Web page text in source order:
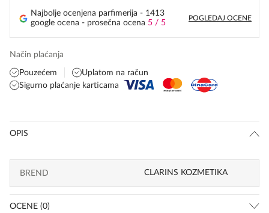
Najbolje ocenjena parfimerija - 1413
google ocena - prosečna ocena 5 / 5
POGLEDAJ OCENE
Način plaćanja
Pouzećem
Uplatom na račun
Sigurno plaćanje karticama
OPIS
BREND CLARINS KOZMETIKA
OCENE (0)